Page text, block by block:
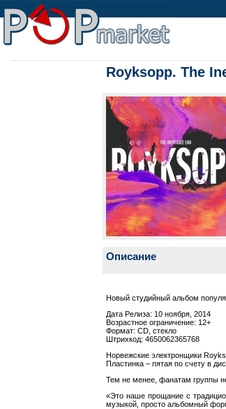
Royksopp. The
Описание
Новый студийный альбом
Дата Релиза: 10 ноября, 2014
Возрастное ограничение: 12+
Формат: CD, стекло
Штрихкод: 4650062365768
Норвежские электронщики
Пластинка – пятая по счету в
Тем не менее, фанатам группы
«Это наше прощание с
музыкой, просто альбомный